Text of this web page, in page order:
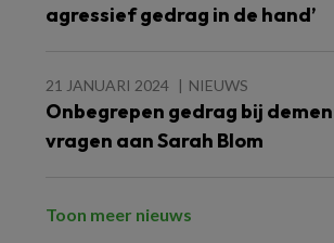
agressief gedrag in de hand’
21 JANUARI 2024 NIEUWS
Onbegrepen gedrag bij
vragen aan Sarah Blom
Toon meer nieuws